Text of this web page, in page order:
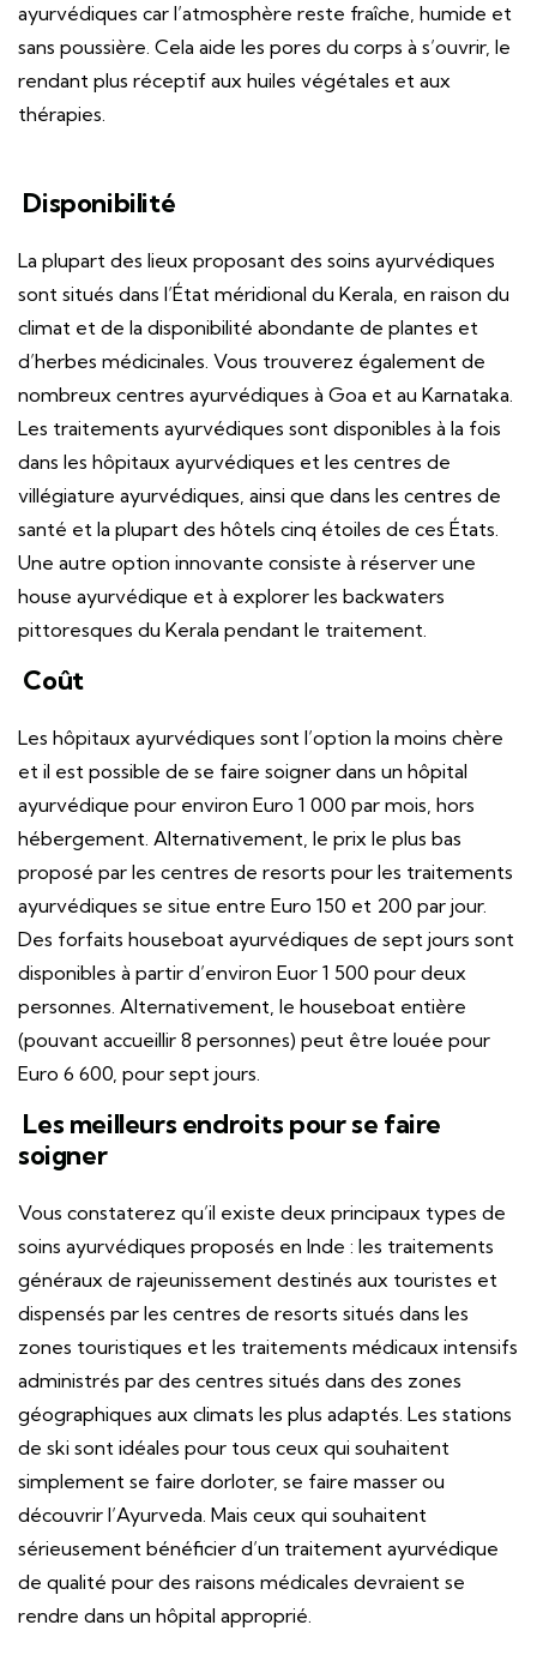
ayurvédiques car l’atmosphère reste fraîche, humide et
sans poussière. Cela aide les pores du corps à s’ouvrir, le
rendant plus réceptif aux huiles végétales et aux
thérapies.
Disponibilité
La plupart des lieux proposant des soins ayurvédiques
sont situés dans l’État méridional du Kerala, en raison du
climat et de la disponibilité abondante de plantes et
d’herbes médicinales. Vous trouverez également de
nombreux centres ayurvédiques à Goa et au Karnataka.
Les traitements ayurvédiques sont disponibles à la fois
dans les hôpitaux ayurvédiques et les centres de
villégiature ayurvédiques, ainsi que dans les centres de
santé et la plupart des hôtels cinq étoiles de ces États.
Une autre option innovante consiste à réserver une
house ayurvédique et à explorer les backwaters
pittoresques du Kerala pendant le traitement.
Coût
Les hôpitaux ayurvédiques sont l’option la moins chère
et il est possible de se faire soigner dans un hôpital
ayurvédique pour environ Euro 1 000 par mois, hors
hébergement. Alternativement, le prix le plus bas
proposé par les centres de resorts pour les traitements
ayurvédiques se situe entre Euro 150 et 200 par jour.
Des forfaits houseboat ayurvédiques de sept jours sont
disponibles à partir d’environ Euor 1 500 pour deux
personnes. Alternativement, le houseboat entière
(pouvant accueillir 8 personnes) peut être louée pour
Euro 6 600, pour sept jours.
Les meilleurs endroits pour se faire
soigner
Vous constaterez qu’il existe deux principaux types de
soins ayurvédiques proposés en Inde : les traitements
généraux de rajeunissement destinés aux touristes et
dispensés par les centres de resorts situés dans les
zones touristiques et les traitements médicaux intensifs
administrés par des centres situés dans des zones
géographiques aux climats les plus adaptés. Les stations
de ski sont idéales pour tous ceux qui souhaitent
simplement se faire dorloter, se faire masser ou
découvrir l’Ayurveda. Mais ceux qui souhaitent
sérieusement bénéficier d’un traitement ayurvédique
de qualité pour des raisons médicales devraient se
rendre dans un hôpital approprié.